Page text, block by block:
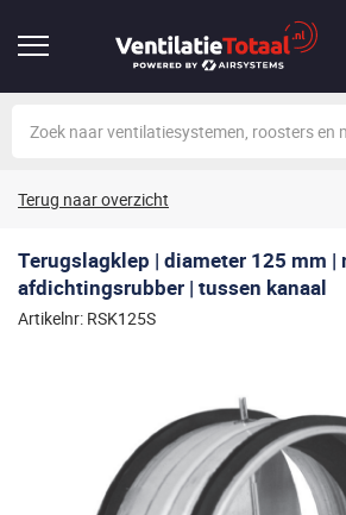
Terug naar overzicht
Terugslagklep | diameter 125 mm |
afdichtingsrubber | tussen kanaal
Artikelnr: RSK125S